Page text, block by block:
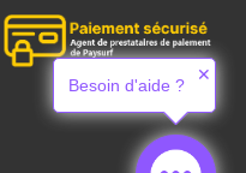
Besoin d'aide ?
✕